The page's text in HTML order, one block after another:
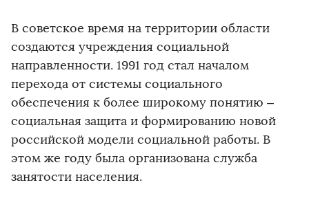
В советское время на территории области
создаются учреждения социальной
направленности. 1991 год стал началом
перехода от системы социального
обеспечения к более широкому понятию –
социальная защита и формированию новой
российской модели социальной работы. В
этом же году была организована служба
занятости населения.